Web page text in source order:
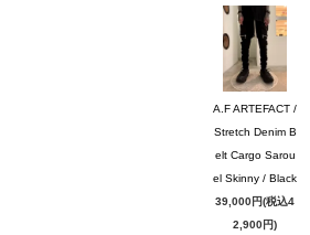
A.F ARTEFACT /
Stretch Denim B
elt Cargo Sarou
el Skinny / Black
39,000円(税込4
2,900円)